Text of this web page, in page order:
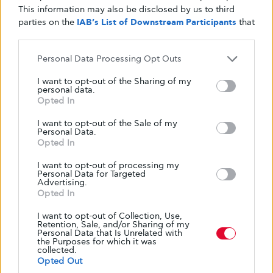
This information may also be disclosed by us to third
parties on the IAB’s List of Downstream Participants that
Personal Data Processing Opt Outs
I want to opt-out of the Sharing of my
personal data.
Opted In
I want to opt-out of the Sale of my
Personal Data.
Opted In
I want to opt-out of processing my
Personal Data for Targeted
Advertising.
Opted In
I want to opt-out of Collection, Use,
Retention, Sale, and/or Sharing of my
Personal Data that Is Unrelated with
the Purposes for which it was
collected.
Opted Out
με την ελπίδα πως θα συμβάλετε στην επίλυσή
οδηγήσουν στην αναβάθμιση της ποιότητας
ζωής των ανθρώπων με Σακχαρώδη Διαβήτη
και στην απρόσκοπτη πρόσβασή τους στην
Πηγή:Γλυκός Πλανήτης
diabetes
health
HOME-zoi-me-to-diaviti
type 1 diabetes
type 2 diabetes
ανασφαλιστοι
Γλυκουλι
διαβήτη